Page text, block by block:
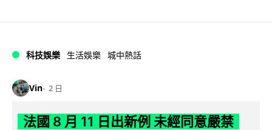
科技娛樂 生活娛樂 城中熱話
Vin 2 日
法國 8 月 11 日出新例 未經同意嚴禁